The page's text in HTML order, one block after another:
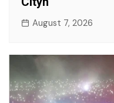
August 7, 2026